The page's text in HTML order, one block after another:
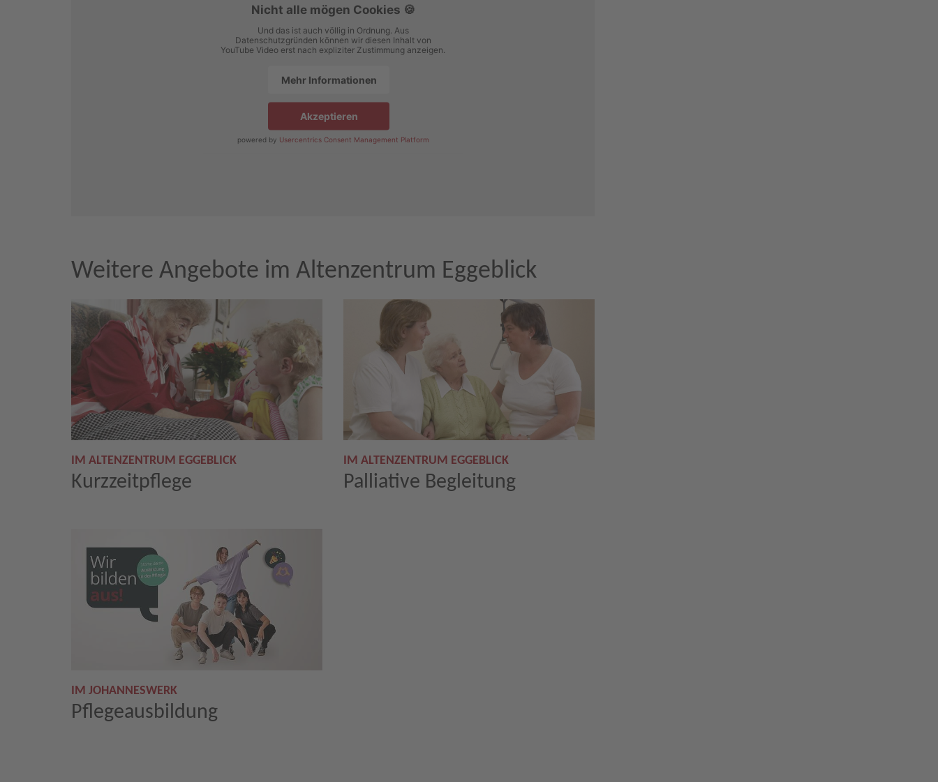
Nicht alle mögen Cookies 🍪
Und das ist auch völlig in Ordnung. Aus
Datenschutzgründen können wir diesen Inhalt von
YouTube Video erst nach expliziter Zustimmung anzeigen.
Mehr Informationen
Akzeptieren
powered by Usercentrics Consent Management Platform
Weitere Angebote im Altenzentrum Eggeblick
IM ALTENZENTRUM EGGEBLICK
Kurzzeitpflege
IM ALTENZENTRUM EGGEBLICK
Palliative Begleitung
IM JOHANNESWERK
Pflegeausbildung